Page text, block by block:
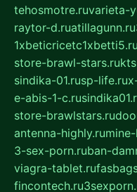
tehosmotre.ruvarieta-
raytor-d.ruatillagunn.ru
1xbeticricetc1xbetti5.ru
store-brawl-stars.ru
sindika-01.rusp-life.ru
e-abis-1-c.ru
store-brawlstars.ru
antenna-highly.ru
3-sex-porn.ruban-
viagra-tablet.ru
fincontech.ru